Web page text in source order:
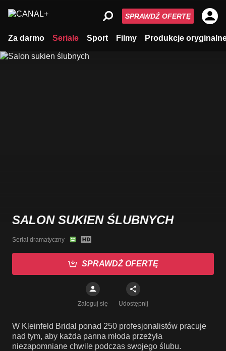
Za darmo Seriale Sport Filmy Produkcje
SPRAWDŹ OFERTĘ
SALON SUKIEN ŚLUBNYCH
Serial dramatyczny
SPRAWDŹ OFERTĘ
Zaloguj się Udostępnij
W Kleinfeld Bridal ponad 250 profesjonalistów pracuje
nad tym, aby każda panna młoda przeżyła
niezapomniane chwile podczas swojego ślubu.